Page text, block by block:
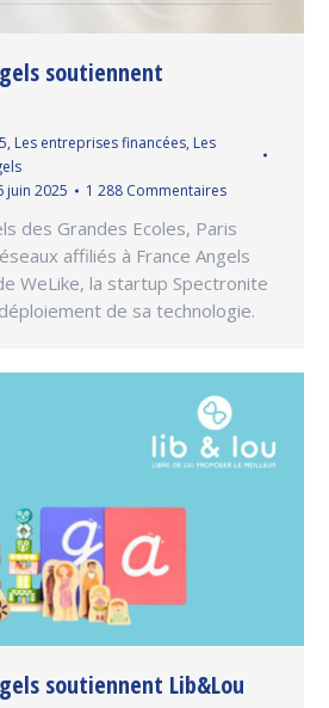
soutiennent
, Les entreprises financées, Les
juin 2025 1 288 Commentaires
des Grandes Ecoles, Paris
affiliés à France Angels
WeLike, la startup Spectronite
de sa technologie.
soutiennent Lib&Lou